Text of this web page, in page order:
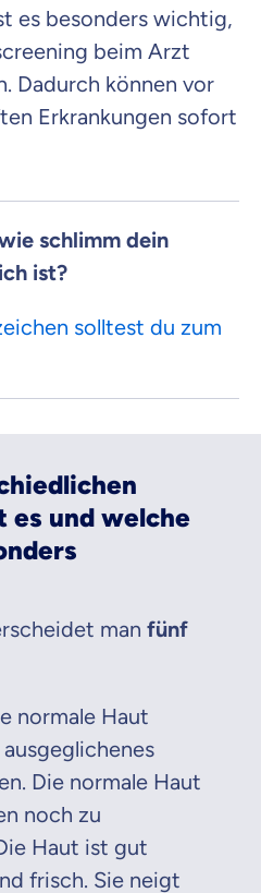
es besonders wichtig,
beim Arzt
Dadurch können vor
Erkrankungen sofort
schlimm dein
ist?
solltest du zum
und welche
man fünf
normale Haut
Die normale Haut
noch zu
Haut ist gut
frisch. Sie neigt